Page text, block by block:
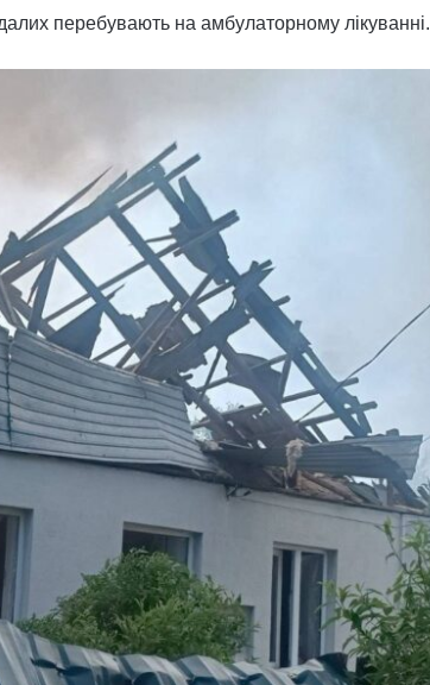
перебувають на амбулаторному лікуванні.